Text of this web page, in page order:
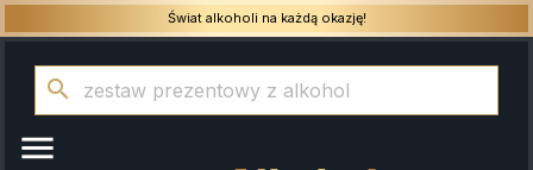
Świat alkoholi na każdą okazję!
search
